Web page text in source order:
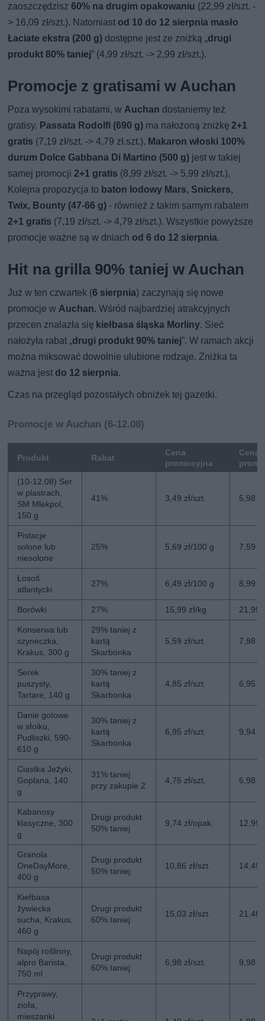
zaoszczędzisz60% na drugim opakowaniu (22,99 zł/szt. -
> 16,09 zł/szt.). Natomiast od 10 do 12 sierpnia masło
Łaciate ekstra (200 g) dostępne jest ze zniżką „drugi
produkt 80% taniej” (4,99 zł/szt. -> 2,99 zł/szt.).
Promocje z gratisami w Auchan
Poza wysokimi rabatami, wAuchan dostaniemy też
gratisy. Passata Rodolfi (690 g) ma nałożoną zniżkę2+1
gratis (7,19 zł/szt. -> 4,79 zł.szt.). Makaron włoski 100%
durum Dolce Gabbana Di Martino (500 g) jest w takiej
samej promocji2+1 gratis (8,99 zł/szt. -> 5,99 zł/szt.).
Kolejna propozycja to baton lodowy Mars, Snickers,
Twix, Bounty (47-66 g) - również z takim samym rabatem
2+1 gratis (7,19 zł/szt. -> 4,79 zł/szt.). Wszystkie powyższe
promocje ważne są w dniach od 6 do 12 sierpnia.
Hit na grilla 90% taniej w Auchan
Już w ten czwartek (6 sierpnia) zaczynają się nowe
promocje wAuchan. Wśród najbardziej atrakcyjnych
przecen znalazła się kiełbasa śląska Morliny. Sieć
nałożyła rabat „drugi produkt 90% taniej”. W ramach akcji
można miksować dowolnie ulubione rodzaje. Zniżka ta
ważna jest do 12 sierpnia.
Czas na przegląd pozostałych obniżek tej gazetki.
Promocje w Auchan (6-12.08)
Produkt Rabat
Cena
promocyjna
Cena
(10-12.08) Ser
w plastrach,
SM Mlekpol,
150 g
41% 3,49 zł/szt. 5,98
Pistacje
solone lub
niesolone
25% 5,69 zł/100 g 7,59
Łosoś
atlantycki
27% 6,49 zł/100 g 8,99
Borówki 27% 15,99 zł/kg 21,99
Konserwa lub
szyneczka,
Krakus, 300 g
29% taniej z
kartą
Skarbonka
5,59 zł/szt. 7,98
Serek
puszysty,
Tartare, 140 g
30% taniej z
kartą
Skarbonka
4,85 zł/szt. 6,95
Danie gotowe
w słoiku,
Pudliszki, 590-
610 g
30% taniej z
kartą
Skarbonka
6,95 zł/szt. 9,94
Ciastka Jeżyki,
Goplana, 140
g
31% taniej
przy zakupie 2
4,75 zł/szt. 6,98
Kabanosy
klasyczne, 300
g
Drugi produkt
50% taniej
9,74 zł/opak. 12,99
Granola
OneDayMore,
400 g
Drugi produkt
50% taniej
10,86 zł/szt. 14,49
Kiełbasa
żywiecka
sucha, Krakus,
460 g
Drugi produkt
60% taniej
15,03 zł/szt. 21,48
Napój roślinny,
alpro Barista,
750 ml
Drugi produkt
60% taniej
6,98 zł/szt. 9,98
Przyprawy,
zioła,
mieszanki